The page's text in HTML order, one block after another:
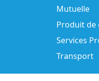
Mutuelle
Produit de
Services
Transport